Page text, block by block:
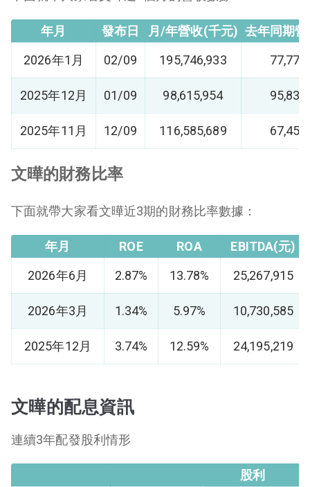
年月 發布日 月/年營收(千元) 去年同期
2026年1月
02/09 195,746,933
2025年12月 01/09 98,615,954
2025年11月 12/09 116,585,689
文曄的財務比率
下面就帶大家看文曄近3期的財務比率數據：
年月 ROE ROA
EBITDA(元)
2026年6月
2.87% 13.78% 25,267,915
2026年3月 1.34% 5.97% 10,730,585
2025年12月 3.74% 12.59% 24,195,219
文曄的配息資訊
連續3年配發股利情形
股利